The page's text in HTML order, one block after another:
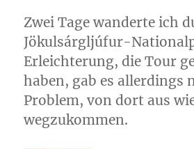
Zwei Tage wanderte ich
Jökulsárgljúfur-
Erleichterung, die Tour
haben, gab es allerdings
Problem, von dort aus
wegzukommen.